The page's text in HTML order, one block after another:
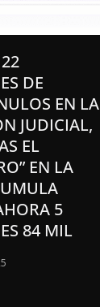
DE
EN LA
JUDICIAL,
EL
EN LA
5
84 MIL